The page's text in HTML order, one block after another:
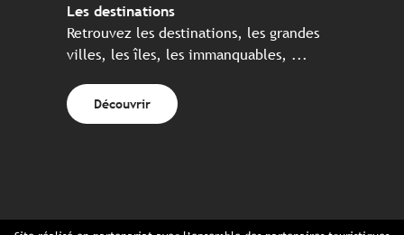
Les destinations
Retrouvez les destinations, les grandes
villes, les îles, les immanquables, ...
Découvrir